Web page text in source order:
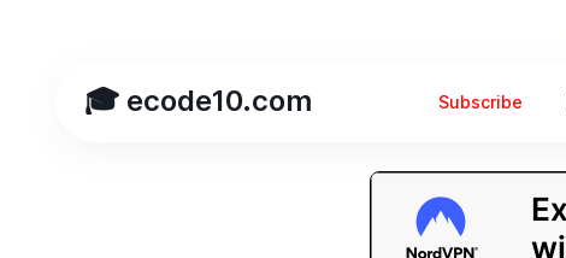
🎓 ecode10.com Subscribe